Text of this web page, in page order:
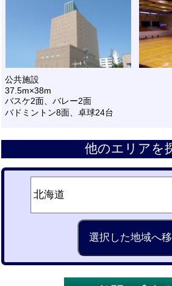
公共施設
37.5m×38m
バスケ2面、バレー2面
バドミントン8面、卓球24台
他のエリアを